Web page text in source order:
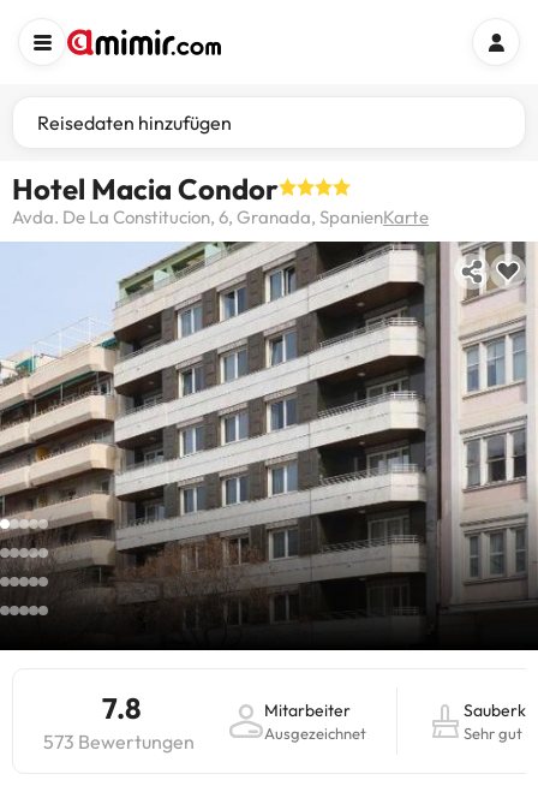
Reisedaten hinzufügen
Hotel Macia Condor
Avda. De La Constitucion, 6, Granada, SpanienKarte
7.8
573 Bewertungen
Mitarbeiter
Ausgezeichnet Sehr gut